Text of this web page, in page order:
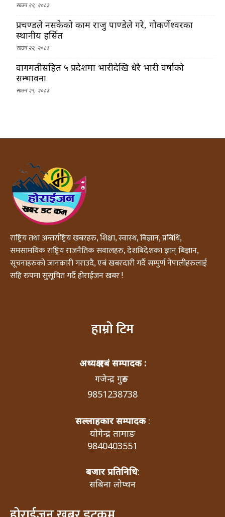
साउन २२, २०८३
प्रचण्डले नसकेको काम राजु पाण्डेले गरे, गोकर्णेश्वरका
स्थानीय हर्सित
साउन २२, २०८३
वागमतीसहित ५ प्रदेशमा भारीदेखि धेरै भारी वर्षाको
सम्भावना
साउन २१, २०८३
राष्ट्रिय तथा अन्तर्राष्ट्रिय खबरहरु, शिक्षा, स्वास्थ, बिज्ञान, प्रबिधि,
समसामयिक राष्ट्रिय राजनैतिक सवालहरु, देशबिदेशका ज्ञान् बिज्ञान,
सूचनाहरुको जानकारी गराउदै, एबं खबरदारी गर्दै सम्पुर्ण नेपालीहरुलाई
सहि रुपमा सुसूचित गर्दै होराईजन खबर !
हाम्रो टिम
अध्यक्ष एबं सम्पादक :
गजेन्द्र गुरुङ
9851238738
सल्लाहकार सम्पादक:
योगेन्द्र तामाङ
9840403551
बजार प्रतिनिधि:
सबिना लोप्चन